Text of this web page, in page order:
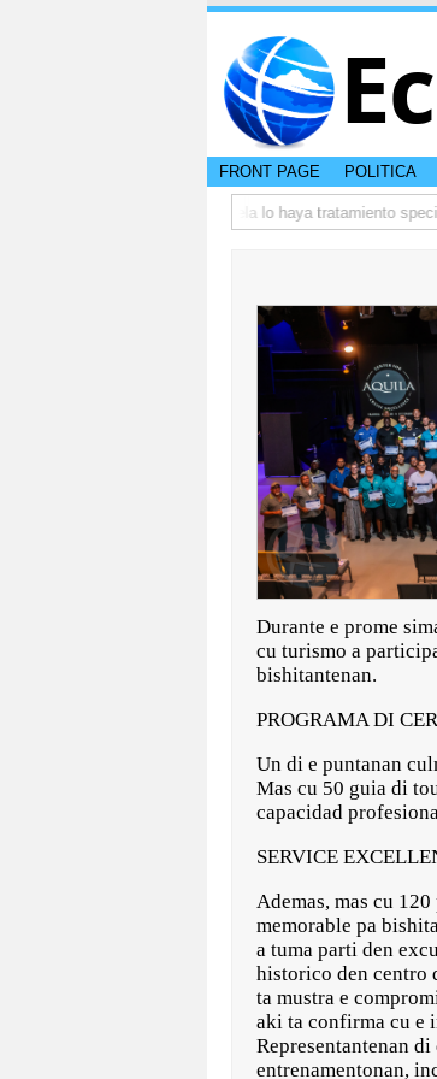
FRONT PAGE POLITICA
DVG: Adictonan bou curatela lo haya tratamiento
Durante e prome
cu turismo a
bishitantenan.
PROGRAMA DI
Un di e puntanan
Mas cu 50 guia di
capacidad
SERVICE
Ademas, mas cu
memorable pa
a tuma parti den
historico den centro
ta mustra e
aki ta confirma cu e
Representantenan
entrenamentonan,